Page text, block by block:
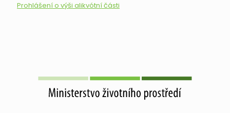
Prohlášení o výši alikvótní části